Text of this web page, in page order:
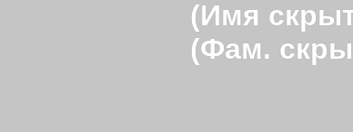
(Имя
(Фам.